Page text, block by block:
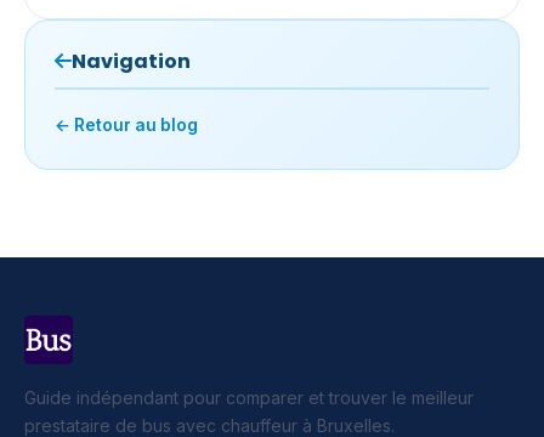
Navigation
← Retour au blog
Guide indépendant pour comparer et trouver le meilleur
prestataire de bus avec chauffeur à Bruxelles.